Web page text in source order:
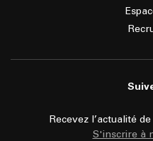
Recevez l’actualité
S'inscrire à